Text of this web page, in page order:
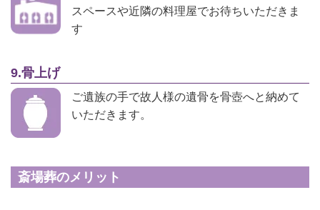
スペースや近隣の料理屋でお待ちいただきま
す
9.骨上げ
ご遺族の手で故人様の遺骨を骨壺へと納めて
いただきます。
斎場葬のメリット